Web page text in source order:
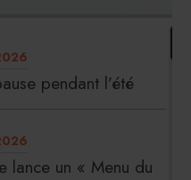
pendant l’été
lance un « Menu du